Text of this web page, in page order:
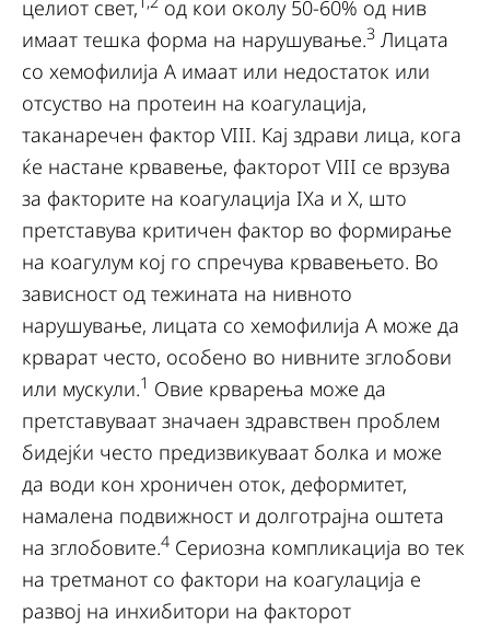
целиот свет,
од кои околу 50-60% од нив
имаат тешка форма на нарушување.3 Лицата
со хемофилија A имаат или недостаток или
отсуство на протеин на коагулација,
таканаречен фактор VIII. Кај здрави лица, кога
ќе настане крвавење, факторот VIII се врзува
за факторите на коагулација IXa и X, што
претставува критичен фактор во формирање
на коагулум кој го спречува крвавењето. Во
зависност од тежината на нивното
нарушување, лицата со хемофилија А може да
крварат често, особено во нивните зглобови
или мускули.1 Овие крварења може да
претставуваат значаен здравствен проблем
бидејќи често предизвикуваат болка и може
да води кон хроничен оток, деформитет,
намалена подвижност и долготрајна оштета
на зглобовите.4 Сериозна компликација во тек
на третманот со фактори на коагулација е
развој на инхибитори на факторот